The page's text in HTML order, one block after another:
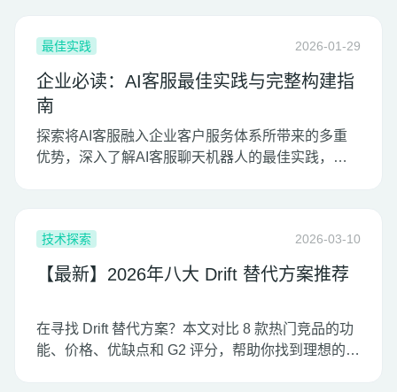
最佳实践 2026-01-29
企业必读：AI客服最佳实践与完整构建指
南
探索将AI客服融入企业客户服务体系所带来的多重
优势，深入了解AI客服聊天机器人的最佳实践，帮
技术探索 2026-03-10
【最新】2026年八大 Drift 替代方案推荐
在寻找 Drift 替代方案？本文对比 8 款热门竞品的功
能、价格、优缺点和 G2 评分，帮助你找到理想的销